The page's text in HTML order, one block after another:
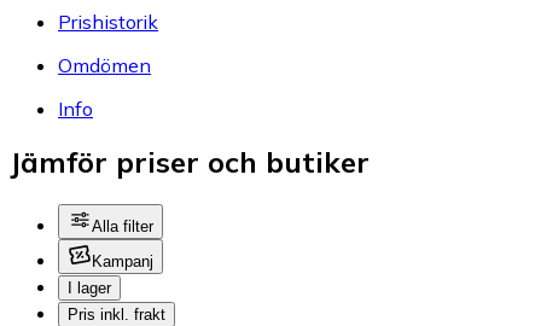
Prishistorik
Omdömen
Info
Jämför priser och butiker
Alla filter
Kampanj
I lager
Pris inkl. frakt